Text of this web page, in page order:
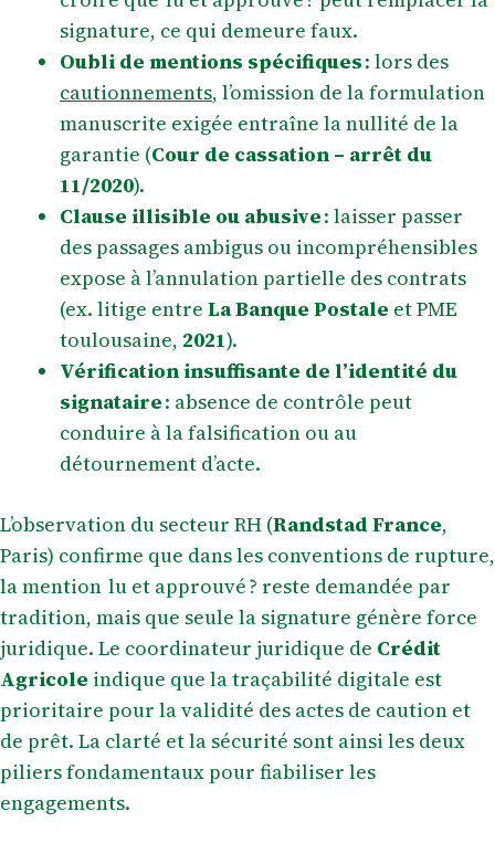
signature, ce qui demeure faux.
Oubli de mentions spécifiques: lors des
cautionnements, l’omission de la formulation
manuscrite exigée entraîne la nullité de la
garantie (Cour de cassation – arrêt du
11/2020).
Clause illisible ou abusive: laisser passer
des passages ambigus ou incompréhensibles
expose à l’annulation partielle des contrats
(ex. litige entre La Banque Postale et PME
toulousaine, 2021).
Vérification insuffisante de l’identité du
signataire: absence de contrôle peut
conduire à la falsification ou au
détournement d’acte.
L’observation du secteur RH (Randstad France,
Paris) confirme que dans les conventions de rupture,
la mention lu et approuvé ? reste demandée par
tradition, mais que seule la signature génère force
juridique. Le coordinateur juridique de Crédit
Agricole indique que la traçabilité digitale est
prioritaire pour la validité des actes de caution et
de prêt. La clarté et la sécurité sont ainsi les deux
piliers fondamentaux pour fiabiliser les
engagements.